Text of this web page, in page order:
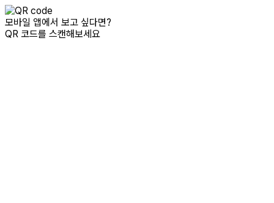
모바일 앱에서 보고 싶다면?
QR 코드를 스캔해보세요